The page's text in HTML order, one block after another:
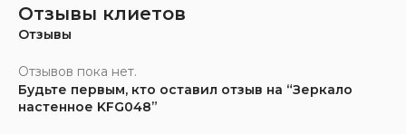
Отзывы клиетов
Отзывы
Отзывов пока нет.
Будьте первым, кто оставил отзыв на “Зеркало
настенное KFG048”